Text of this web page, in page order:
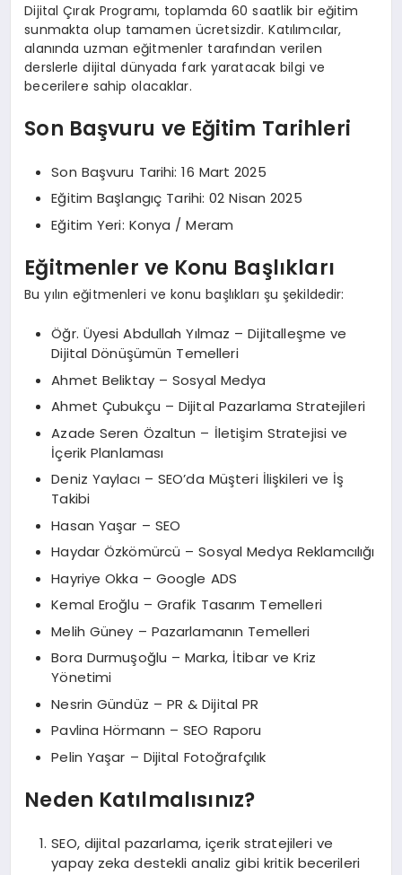
Dijital Çırak Programı, toplamda 60 saatlik bir eğitim
sunmakta olup tamamen ücretsizdir. Katılımcılar,
alanında uzman eğitmenler tarafından verilen
derslerle dijital dünyada fark yaratacak bilgi ve
becerilere sahip olacaklar.
Son Başvuru ve Eğitim Tarihleri
Son Başvuru Tarihi: 16 Mart 2025
Eğitim Başlangıç Tarihi: 02 Nisan 2025
Eğitim Yeri: Konya / Meram
Eğitmenler ve Konu Başlıkları
Bu yılın eğitmenleri ve konu başlıkları şu şekildedir:
Öğr. Üyesi Abdullah Yılmaz – Dijitalleşme ve
Dijital Dönüşümün Temelleri
Ahmet Beliktay – Sosyal Medya
Ahmet Çubukçu – Dijital Pazarlama Stratejileri
Azade Seren Özaltun – İletişim Stratejisi ve
İçerik Planlaması
Deniz Yaylacı – SEO’da Müşteri İlişkileri ve İş
Takibi
Hasan Yaşar – SEO
Haydar Özkömürcü – Sosyal Medya Reklamcılığı
Hayriye Okka – Google ADS
Kemal Eroğlu – Grafik Tasarım Temelleri
Melih Güney – Pazarlamanın Temelleri
Bora Durmuşoğlu – Marka, İtibar ve Kriz
Yönetimi
Nesrin Gündüz – PR & Dijital PR
Pavlina Hörmann – SEO Raporu
Pelin Yaşar – Dijital Fotoğrafçılık
Neden Katılmalısınız?
SEO, dijital pazarlama, içerik stratejileri ve
yapay zeka destekli analiz gibi kritik becerileri